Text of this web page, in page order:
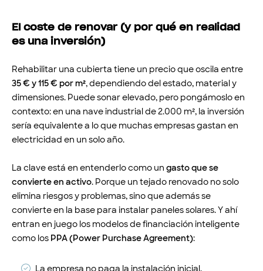
El coste de renovar (y por qué en realidad
es una inversión)
Rehabilitar una cubierta tiene un precio que oscila entre
35 € y 115 € por m², dependiendo del estado, material y
dimensiones. Puede sonar elevado, pero pongámoslo en
contexto: en una nave industrial de 2.000 m², la inversión
sería equivalente a lo que muchas empresas gastan en
electricidad en un solo año.
La clave está en entenderlo como un gasto que se
convierte en activo. Porque un tejado renovado no solo
elimina riesgos y problemas, sino que además se
convierte en la base para instalar paneles solares. Y ahí
entran en juego los modelos de financiación inteligente
como los PPA (Power Purchase Agreement):
La empresa no paga la instalación inicial.